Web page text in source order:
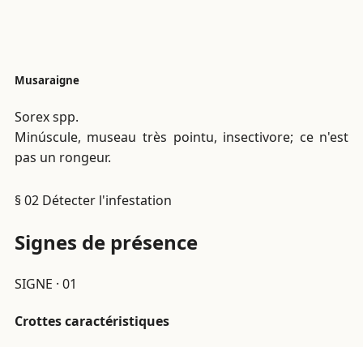
Musaraigne
Sorex spp.
Minúscule, museau très pointu, insectivore; ce n'est
pas un rongeur.
§ 02 Détecter l'infestation
Signes de présence
SIGNE · 01
Crottes caractéristiques